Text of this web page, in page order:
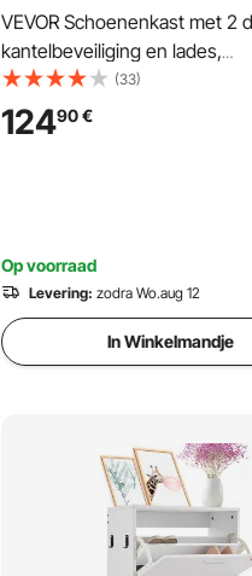
VEVOR Schoenenkast met 2
kantelbeveiliging en lades,
ruimtebesparende
vrijstaande schoenenkast
woonkamer, veranda,
(33)
12490€
Op voorraad
Levering: zodra Wo.aug 12
In Winkelmandje